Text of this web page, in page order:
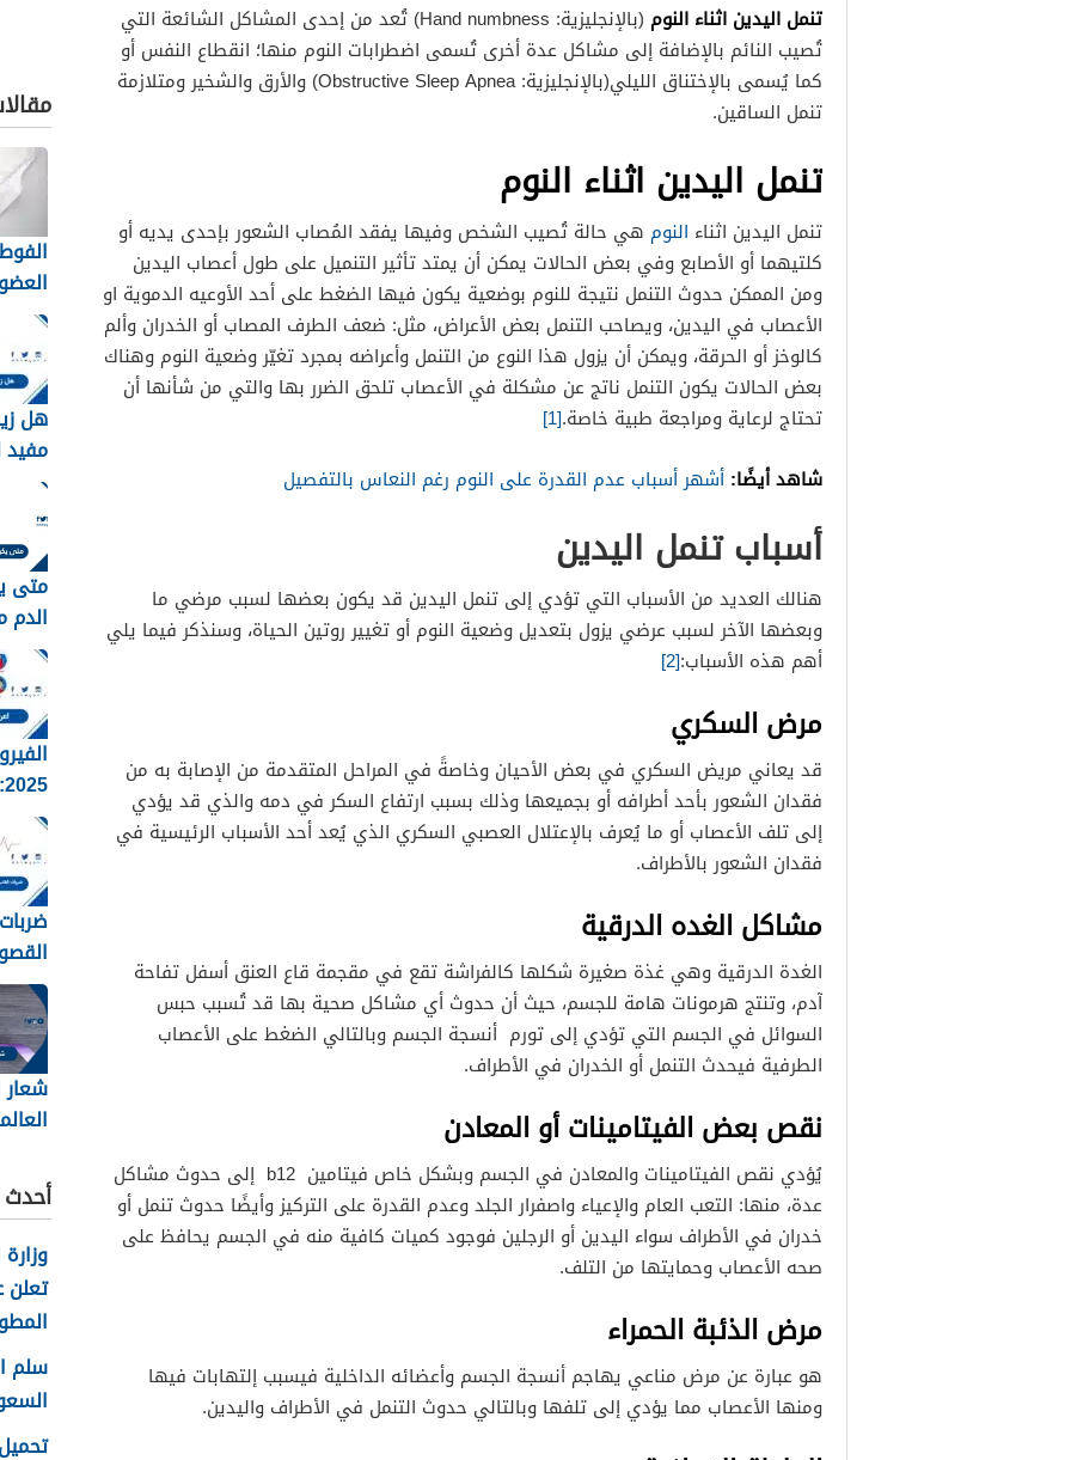
مرض السكري
مشاكل الغده الدرقية
نقص بعض الفيتامينات أو المعادن
مرض الذئبة الحمراء
الجلطة الدماغية
النوبة القلبية
أمراض عصبية
استخدام بعض الأدوية
تنمل اليدين اثناء النوم
(بالإنجليزية: Hand numbness) تُعد من إحدى المشاكل الشائعة التي
تُصيب النائم بالإضافة إلى مشاكل عدة أخرى تُسمى اضطرابات النوم منها؛ انقطاع النفس أو
كما يُسمى بالإختناق الليلي(بالإنجليزية: Obstructive Sleep Apnea) والأرق والشخير ومتلازمة
تنمل الساقين.
تنمل اليدين اثناء النوم
تنمل اليدين اثناء النوم هي حالة تُصيب الشخص وفيها يفقد المُصاب الشعور بإحدى يديه أو
كلتيهما أو الأصابع وفي بعض الحالات يمكن أن يمتد تأثير التنميل على طول أعصاب اليدين
ومن الممكن حدوث التنمل نتيجة للنوم بوضعية يكون فيها الضغط على أحد الأوعيه الدموية او
الأعصاب في اليدين، ويصاحب التنمل بعض الأعراض، مثل: ضعف الطرف المصاب أو الخدران وألم
كالوخز أو الحرقة، ويمكن أن يزول هذا النوع من التنمل وأعراضه بمجرد تغيّر وضعية النوم وهناك
بعض الحالات يكون التنمل ناتج عن مشكلة في الأعصاب تلحق الضرر بها والتي من شأنها أن
تحتاج لرعاية ومراجعة طبية خاصة.[1]
شاهد أيضًا: أشهر أسباب عدم القدرة على النوم رغم النعاس بالتفصيل
أسباب تنمل اليدين
هنالك العديد من الأسباب التي تؤدي إلى تنمل اليدين قد يكون بعضها لسبب مرضي ما
وبعضها الآخر لسبب عرضي يزول بتعديل وضعية النوم أو تغيير روتين الحياة، وسنذكر فيما يلي
أهم هذه الأسباب:[2]
مرض السكري
قد يعاني مريض السكري في بعض الأحيان وخاصةً في المراحل المتقدمة من الإصابة به من
فقدان الشعور بأحد أطرافه أو بجميعها وذلك بسبب ارتفاع السكر في دمه والذي قد يؤدي
إلى تلف الأعصاب أو ما يُعرف بالإعتلال العصبي السكري الذي يُعد أحد الأسباب الرئيسية في
فقدان الشعور بالأطراف.
مشاكل الغده الدرقية
الغدة الدرقية وهي غذة صغيرة شكلها كالفراشة تقع في مقجمة قاع العنق أسفل تفاحة
آدم، وتنتج هرمونات هامة للجسم، حيث أن حدوث أي مشاكل صحية بها قد تُسبب حبس
السوائل في الجسم التي تؤدي إلى تورم أنسجة الجسم وبالتالي الضغط على الأعصاب
الطرفية فيحدث التنمل أو الخدران في الأطراف.
نقص بعض الفيتامينات أو المعادن
يُؤدي نقص الفيتامينات والمعادن في الجسم وبشكل خاص فيتامين b12 إلى حدوث مشاكل
عدة، منها: التعب العام والإعياء واصفرار الجلد وعدم القدرة على التركيز وأيضًا حدوث تنمل أو
خدران في الأطراف سواء اليدين أو الرجلين فوجود كميات كافية منه في الجسم يحافظ على
صحه الأعصاب وحمايتها من التلف.
مرض الذئبة الحمراء
هو عبارة عن مرض مناعي يهاجم أنسجة الجسم وأعضائه الداخلية فيسبب إلتهابات فيها
ومنها الأعصاب مما يؤدي إلى تلفها وبالتالي حدوث التنمل في الأطراف واليدين.
هل
مفيد
متى
الدم
وطرق
طرح
شعار
أحدث
تعلن